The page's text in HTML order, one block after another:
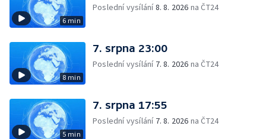
6 min
Poslední vysílání8. 8. 2026 na ČT24
8 min
7. srpna 23:00
Poslední vysílání 7. 8. 2026 na ČT24
5 min
7. srpna 17:55
Poslední vysílání 7. 8. 2026 na ČT24